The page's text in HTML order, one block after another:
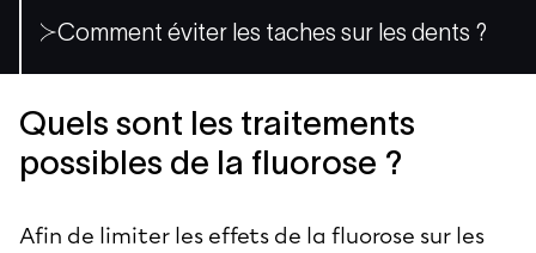
Comment éviter les taches sur les dents ?
Quels sont les traitements
possibles de la fluorose ?
Afin de limiter les effets de la fluorose sur les